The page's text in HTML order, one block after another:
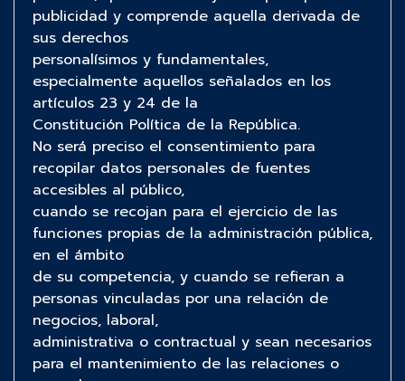
publicidad y comprende aquella derivada de
sus derechos
personalísimos y fundamentales,
especialmente aquellos señalados en los
artículos 23 y 24 de la
Constitución Política de la República.
No será preciso el consentimiento para
recopilar datos personales de fuentes
accesibles al público,
cuando se recojan para el ejercicio de las
funciones propias de la administración pública,
en el ámbito
de su competencia, y cuando se refieran a
personas vinculadas por una relación de
negocios, laboral,
administrativa o contractual y sean necesarios
para el mantenimiento de las relaciones o